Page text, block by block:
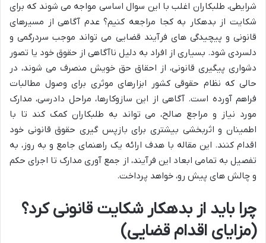
شرایطی، طلبکاران اغلب با این سوال اساسی مواجه می شوند که برای
شکایت از بدهکار به کجا مراجعه کنیم؟ عدم آگاهی از مسیرهای
قانونی و پیچیدگی های فرآیند قضایی می تواند موجب سردرگمی و
دلسردی شود. بسیاری از افراد به دلیل ناآگاهی از حقوق خود یا تصور
دشواری پیگیری قانونی، از احقاق حق خویش منصرف می شوند، در
حالی که نظام حقوقی کشور ابزارهای موثری برای وصول مطالبات
فراهم آورده است. آگاهی از این سازوکارها، مراحل دادرسی، مدارک
مورد نیاز و مراجع صالح، می تواند به طلبکاران کمک کند تا با
اطمینان و اثربخشی بیشتری برای بازپس گیری حقوق قانونی خود
اقدام کنند. این مقاله با هدف ارائه یک راهنمای جامع و به روز، به
تفصیل به تمامی ابعاد این فرآیند، از جمع آوری مدارک تا اجرای حکم
و چالش های پیش رو، خواهد پرداخت.
چرا باید از بدهکار شکایت قانونی کرد؟
(مزایای اقدام قضایی)